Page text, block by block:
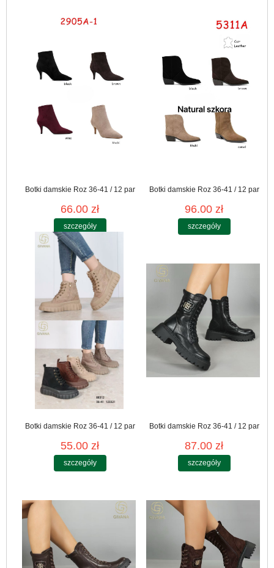
Botki damskie Roz 36-41 / 12 par
66.00 zł
szczegóły
Botki damskie Roz 36-41 / 12 par
96.00 zł
szczegóły
Botki damskie Roz 36-41 / 12 par
55.00 zł
szczegóły
Botki damskie Roz 36-41 / 12 par
87.00 zł
szczegóły